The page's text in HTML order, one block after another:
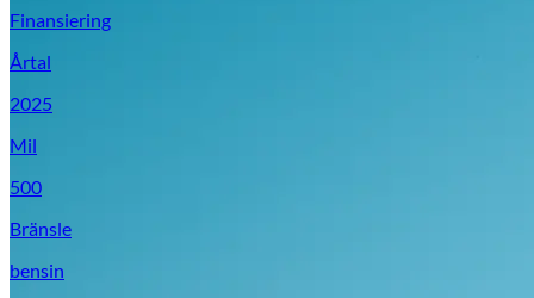
Finansiering
Årtal
2025
Mil
500
Bränsle
bensin